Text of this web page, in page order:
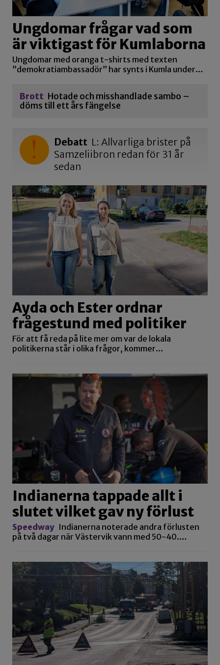
Ungdomar frågar vad som
är viktigast för Kumlaborna
Ungdomar med oranga t-shirts med texten
”demokratiambassadör” har synts i Kumla under…
Brott Hotade och misshandlade sambo –
döms till ett års fängelse
Debatt L: Allvarliga brister på
Samzeliibron redan för 31 år
sedan
Ayda och Ester ordnar
frågestund med politiker
För att få reda på lite mer om var de lokala
politikerna står i olika frågor, kommer…
Indianerna tappade allt i
slutet vilket gav ny förlust
Speedway Indianerna noterade andra förlusten
på två dagar när Västervik vann med 50-40.…